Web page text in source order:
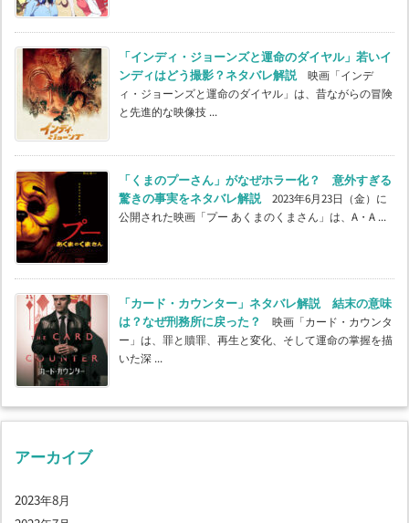
「インディ・ジョーンズと運命のダイヤル」若いイ
ンディはどう撮影？ネタバレ解説 映画「インデ
ィ・ジョーンズと運命のダイヤル」は、昔ながらの冒険
と先進的な映像技 ...
「くまのプーさん」がなぜホラー化？ 意外すぎる
驚きの事実をネタバレ解説 2023年6月23日（金）に
公開された映画「プー あくまのくまさん」は、A・A ...
「カード・カウンター」ネタバレ解説 結末の意味
は？なぜ刑務所に戻った？
映画「カード・カウンタ
ー」は、罪と贖罪、再生と変化、そして運命の掌握を描
いた深 ...
アーカイブ
2023年8月